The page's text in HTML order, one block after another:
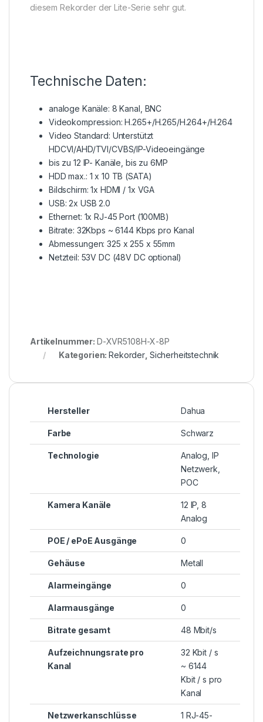
diesem Rekorder der Lite-Serie sehr gut.
Technische Daten:
analoge Kanäle: 8 Kanal, BNC
Videokompression: H.265+/H.265/H.264+/H.264
Video Standard: Unterstützt
HDCVI/AHD/TVI/CVBS/IP-Videoeingänge
bis zu 12 IP- Kanäle, bis zu 6MP
HDD max.: 1 x 10 TB (SATA)
Bildschirm: 1x HDMI / 1x VGA
USB: 2x USB 2.0
Ethernet: 1x RJ-45 Port (100MB)
Bitrate: 32Kbps ~ 6144 Kbps pro Kanal
Abmessungen: 325 x 255 x 55mm
Netzteil: 53V DC (48V DC optional)
Artikelnummer: D-XVR5108H-X-8P
Kategorien:Rekorder Sicherheitstechnik
Hersteller Dahua
Farbe Schwarz
Technologie
Analog, IP
Netzwerk,
POC
Kamera Kanäle
12 IP, 8
Analog
POE / ePoE Ausgänge 0
Gehäuse Metall
Alarmeingänge 0
Alarmausgänge 0
Bitrate gesamt 48 Mbit/s
Aufzeichnungsrate pro
Kanal
32 Kbit / s
~ 6144
Kbit / s pro
Kanal
Netzwerkanschlüsse 1 RJ-45-